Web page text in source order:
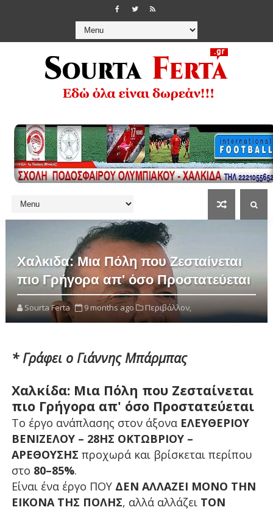
Χαλκιδα: Μια Πόλη που Ζεσταίνεται
πιο Γρήγορα απ' όσο Προστατεύεται
Sourta Ferta 9 months ago Περιβάλλον,
* Γράφει ο Γιάννης Μπάρμπας
Χαλκίδα: Μια Πόλη που Ζεσταίνεται
πιο Γρήγορα απ' όσο Προστατεύεται
Το έργο ανάπλασης στον άξονα ΕΛΕΥΘΕΡΙΟΥ
ΒΕΝΙΖΕΛΟΥ – 28ΗΣ ΟΚΤΩΒΡΙΟΥ –
ΑΡΕΘΟΥΣΗΣ προχωρά και βρίσκεται περίπου
στο 80–85%.
Είναι ένα έργο ΠΟΥ ΔΕΝ ΑΛΛΑΖΕΙ ΜΟΝΟ ΤΗΝ
ΕΙΚΟΝΑ ΤΗΣ ΠΟΛΗΣ, αλλά αλλάζει ΤΟΝ